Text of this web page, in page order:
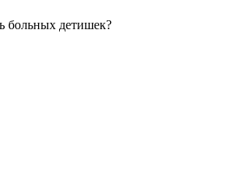
больных детишек?